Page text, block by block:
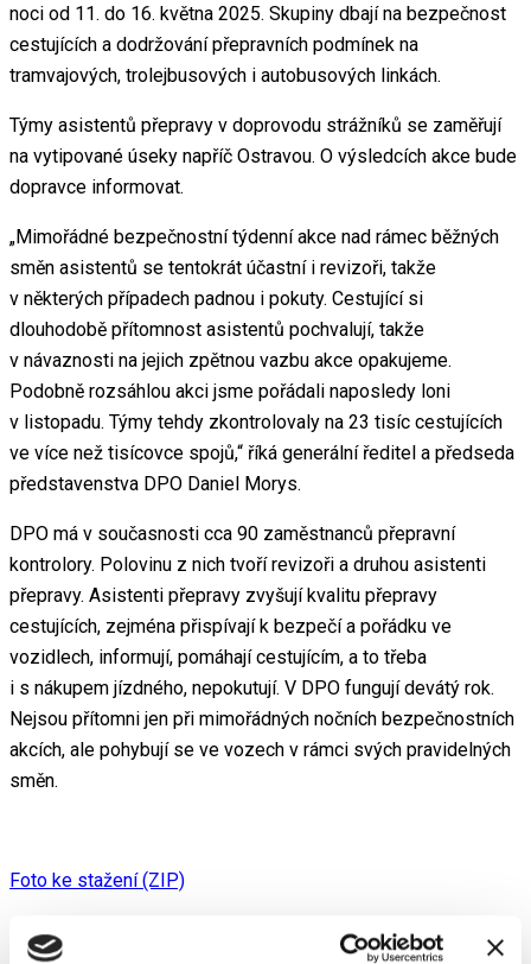
noci od 11. do 16. května 2025. Skupiny dbají na bezpečnost
cestujících a dodržování přepravních podmínek na
tramvajových, trolejbusových i autobusových linkách.
Týmy asistentů přepravy v doprovodu strážníků se zaměřují
na vytipované úseky napříč Ostravou. O výsledcích akce bude
dopravce informovat.
„Mimořádné bezpečnostní týdenní akce nad rámec běžných
směn asistentů se tentokrát účastní i revizoři, takže
v některých případech padnou i pokuty. Cestující si
dlouhodobě přítomnost asistentů pochvalují, takže
v návaznosti na jejich zpětnou vazbu akce opakujeme.
Podobně rozsáhlou akci jsme pořádali naposledy loni
v listopadu. Týmy tehdy zkontrolovaly na 23 tisíc cestujících
ve více než tisícovce spojů,“ říká generální ředitel a předseda
představenstva DPO Daniel Morys.
DPO má v současnosti cca 90 zaměstnanců přepravní
kontrolory. Polovinu z nich tvoří revizoři a druhou asistenti
přepravy. Asistenti přepravy zvyšují kvalitu přepravy
cestujících, zejména přispívají k bezpečí a pořádku ve
vozidlech, informují, pomáhají cestujícím, a to třeba
i s nákupem jízdného, nepokutují. V DPO fungují devátý rok.
Nejsou přítomni jen při mimořádných nočních bezpečnostních
akcích, ale pohybují se ve vozech v rámci svých pravidelných
směn.
Foto ke stažení (ZIP)